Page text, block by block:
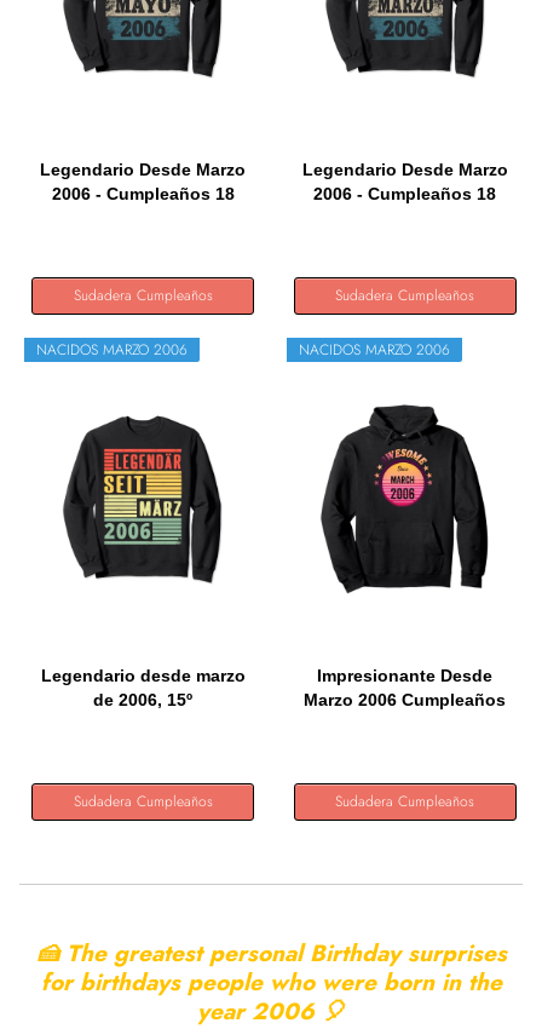
Legendario Desde Marzo
2006 - Cumpleaños 18
Sudadera Cumpleaños
Legendario Desde Marzo
2006 - Cumpleaños 18
Sudadera Cumpleaños
NACIDOS MARZO 2006
Legendario desde marzo
de 2006, 15º
Sudadera Cumpleaños
NACIDOS MARZO 2006
Impresionante Desde
Marzo 2006 Cumpleaños
Sudadera Cumpleaños
🍰 The greatest personal Birthday surprises
for birthdays people who were born in the
year2006 🎈